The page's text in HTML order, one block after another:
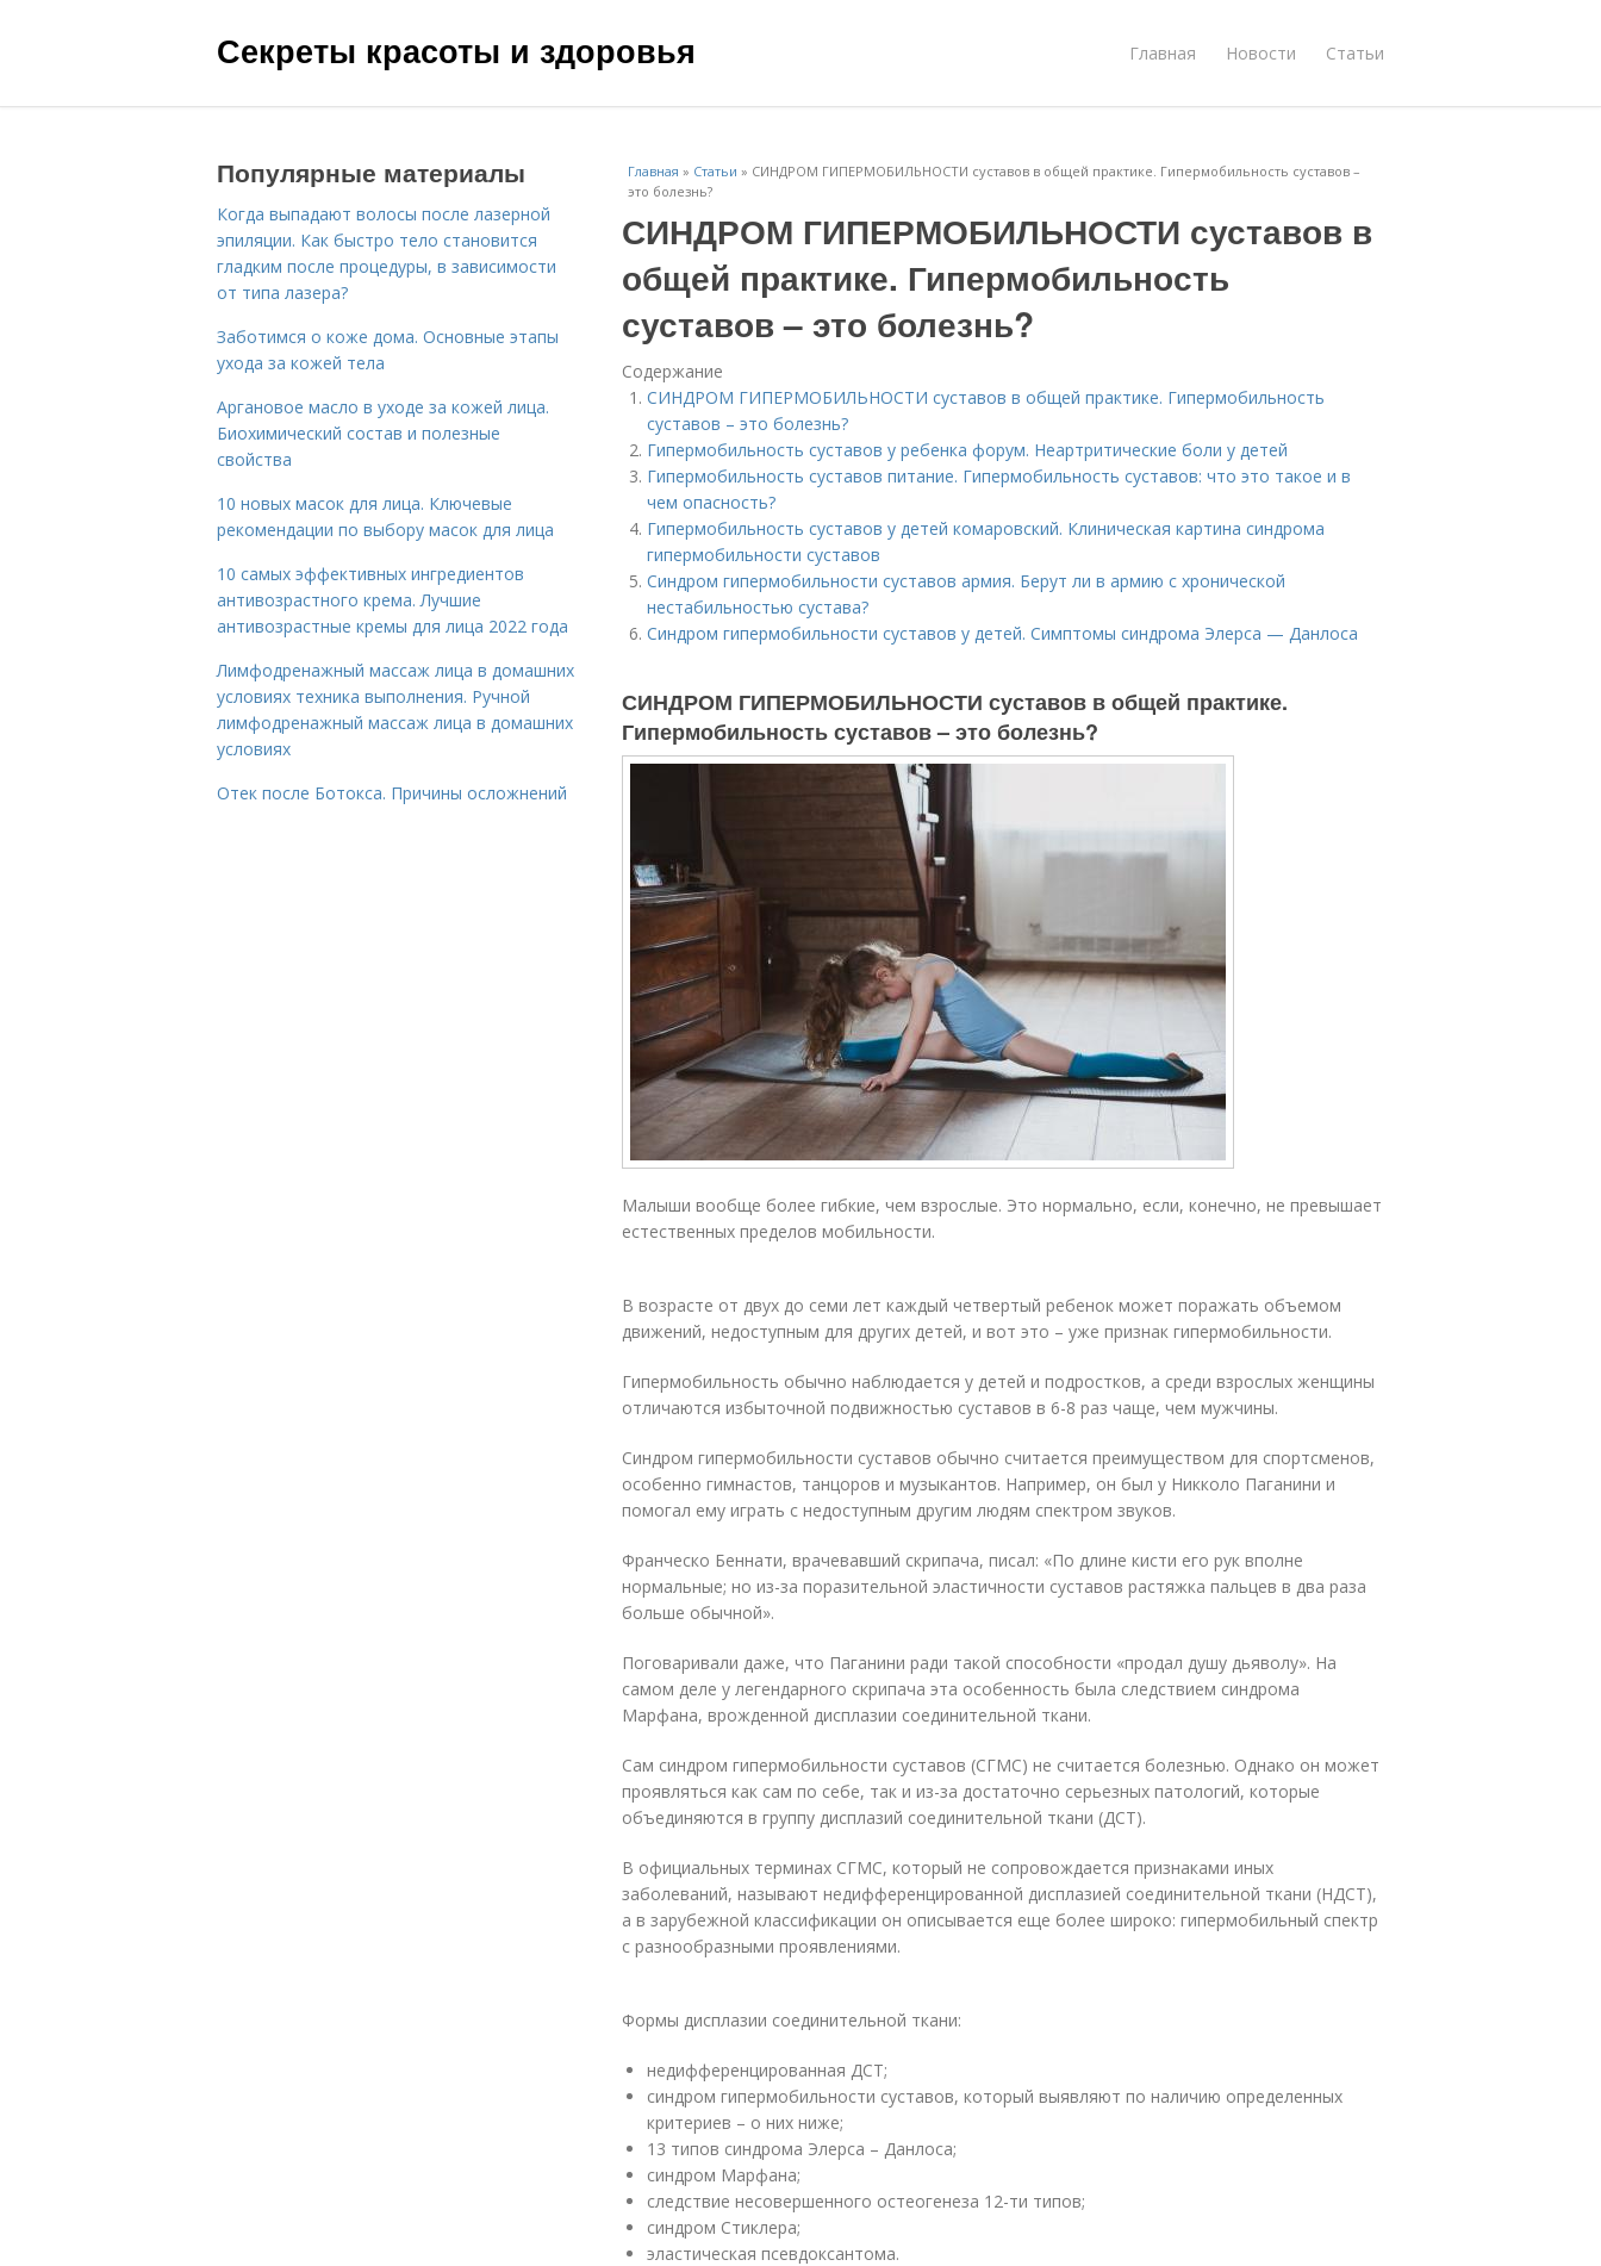
Секреты красоты и здоровья Главная Новости Статьи
Главная » Статьи » СИНДРОМ ГИПЕРМОБИЛЬНОСТИ суставов в общей практике. Гипермобильность суставов –
это болезнь?
СИНДРОМ ГИПЕРМОБИЛЬНОСТИ суставов в
общей практике. Гипермобильность
суставов – это болезнь?
Содержание
СИНДРОМ ГИПЕРМОБИЛЬНОСТИ суставов в общей практике. Гипермобильность
суставов – это болезнь?
Гипермобильность суставов у ребенка форум. Неартритические боли у детей
Гипермобильность суставов питание. Гипермобильность суставов: что это такое и в
чем опасность?
Гипермобильность суставов у детей комаровский. Клиническая картина синдрома
гипермобильности суставов
Синдром гипермобильности суставов армия. Берут ли в армию с хронической
нестабильностью сустава?
Синдром гипермобильности суставов у детей. Симптомы синдрома Элерса — Данлоса
СИНДРОМ ГИПЕРМОБИЛЬНОСТИ суставов в общей практике.
Гипермобильность суставов – это болезнь?
Малыши вообще более гибкие, чем взрослые. Это нормально, если, конечно, не превышает
естественных пределов мобильности.
В возрасте от двух до семи лет каждый четвертый ребенок может поражать объемом
движений, недоступным для других детей, и вот это – уже признак гипермобильности.
Гипермобильность обычно наблюдается у детей и подростков, а среди взрослых женщины
отличаются избыточной подвижностью суставов в 6-8 раз чаще, чем мужчины.
Синдром гипермобильности суставов обычно считается преимуществом для спортсменов,
особенно гимнастов, танцоров и музыкантов. Например, он был у Никколо Паганини и
помогал ему играть с недоступным другим людям спектром звуков.
Франческо Беннати, врачевавший скрипача, писал: «По длине кисти его рук вполне
нормальные; но из-за поразительной эластичности суставов растяжка пальцев в два раза
больше обычной».
Поговаривали даже, что Паганини ради такой способности «продал душу дьяволу». На
самом деле у легендарного скрипача эта особенность была следствием синдрома
Марфана, врожденной дисплазии соединительной ткани.
Сам синдром гипермобильности суставов (СГМС) не считается болезнью. Однако он может
проявляться как сам по себе, так и из-за достаточно серьезных патологий, которые
объединяются в группу дисплазий соединительной ткани (ДСТ).
В официальных терминах СГМС, который не сопровождается признаками иных
заболеваний, называют недифференцированной дисплазией соединительной ткани (НДСТ),
а в зарубежной классификации он описывается еще более широко: гипермобильный спектр
с разнообразными проявлениями.
Формы дисплазии соединительной ткани:
недифференцированная ДСТ;
синдром гипермобильности суставов, который выявляют по наличию определенных
критериев – о них ниже;⠀
13 типов синдрома Элерса – Данлоса;
синдром Марфана;
следствие несовершенного остеогенеза 12-ти типов;
синдром Стиклера;
эластическая псевдоксантома.
Популярные материалы
Когда выпадают волосы после лазерной
эпиляции. Как быстро тело становится
гладким после процедуры, в зависимости
от типа лазера?
Заботимся о коже дома. Основные этапы
ухода за кожей тела
Аргановое масло в уходе за кожей лица.
Биохимический состав и полезные
свойства
10 новых масок для лица. Ключевые
рекомендации по выбору масок для лица
10 самых эффективных ингредиентов
антивозрастного крема. Лучшие
антивозрастные кремы для лица 2022 года
Лимфодренажный массаж лица в домашних
условиях техника выполнения. Ручной
лимфодренажный массаж лица в домашних
условиях
Отек после Ботокса. Причины осложнений